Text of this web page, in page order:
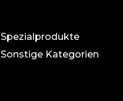
Spezialprodukte
Sonstige Kategorien